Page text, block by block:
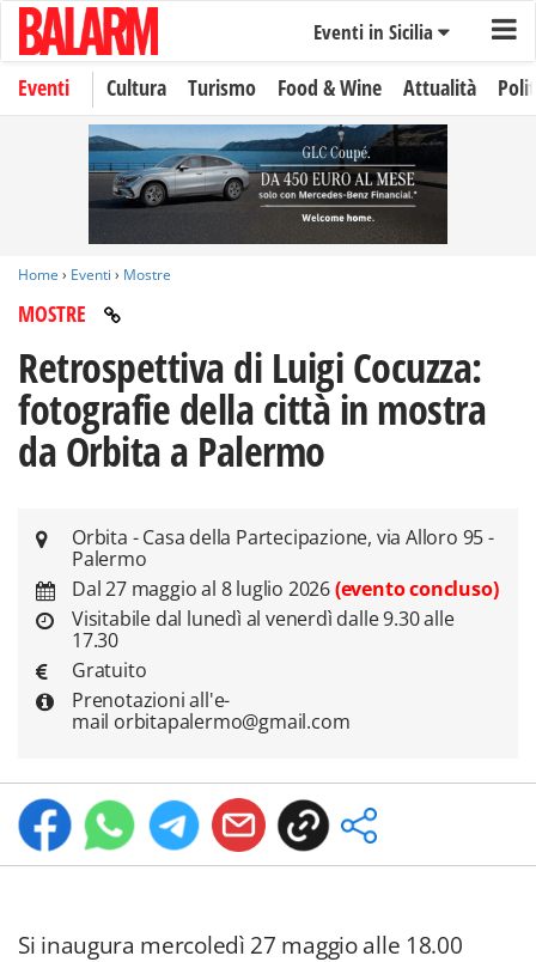
Eventi in Sicilia
Eventi Cultura Turismo Food & Wine Attualità
Home › Eventi › Mostre
MOSTRE
Retrospettiva di Luigi Cocuzza:
fotografie della città in mostra
da Orbita a Palermo
Orbita - Casa della Partecipazione, via Alloro 95 -
Palermo
Dal 27 maggio al 8 luglio 2026(evento concluso)
Visitabile dal lunedì al venerdì dalle 9.30 alle
17.30
Gratuito
Prenotazioni all'e-
mail orbitapalermo@gmail.com
Si inaugura mercoledì 27 maggio alle 18.00